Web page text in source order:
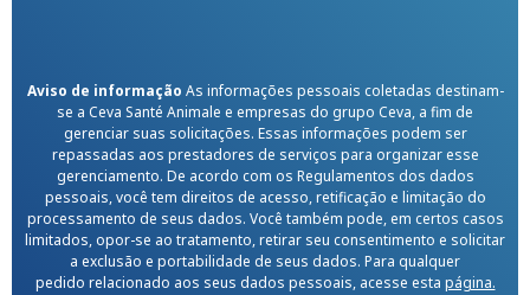
Aviso de informação As informações pessoais coletadas destinam-
se a Ceva Santé Animale e empresas do grupo Ceva, a fim de
gerenciar suas solicitações. Essas informações podem ser
repassadas aos prestadores de serviços para organizar esse
gerenciamento. De acordo com os Regulamentos dos dados
pessoais, você tem direitos de acesso, retificação e limitação do
processamento de seus dados. Você também pode, em certos casos
limitados, opor-se ao tratamento, retirar seu consentimento e solicitar
a exclusão e portabilidade de seus dados. Para qualquer
pedido relacionado aos seus dados pessoais, acesse esta página.